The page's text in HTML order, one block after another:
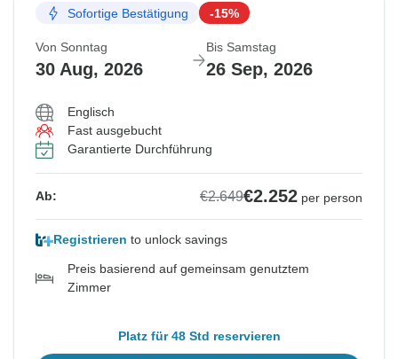
Sofortige Bestätigung -15%
Von Sonntag
30 Aug, 2026
Bis Samstag
26 Sep, 2026
Englisch
Fast ausgebucht
Garantierte Durchführung
Ab: €2.649€2.252 per person
Registrieren to unlock savings
Preis basierend auf gemeinsam genutztem
Zimmer
Platz für 48 Std reservieren